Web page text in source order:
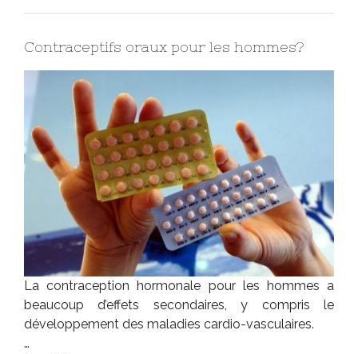
Contraceptifs oraux pour les hommes?
La contraception hormonale pour les hommes a
beaucoup d’effets secondaires, y compris le
développement des maladies cardio-vasculaires.
…